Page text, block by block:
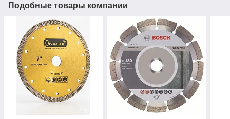
Подобные товары компании